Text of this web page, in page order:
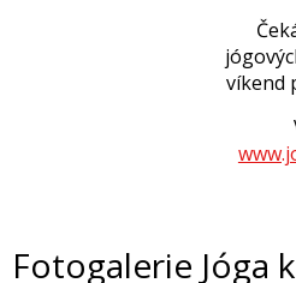
víkend
Fotogalerie Jóga